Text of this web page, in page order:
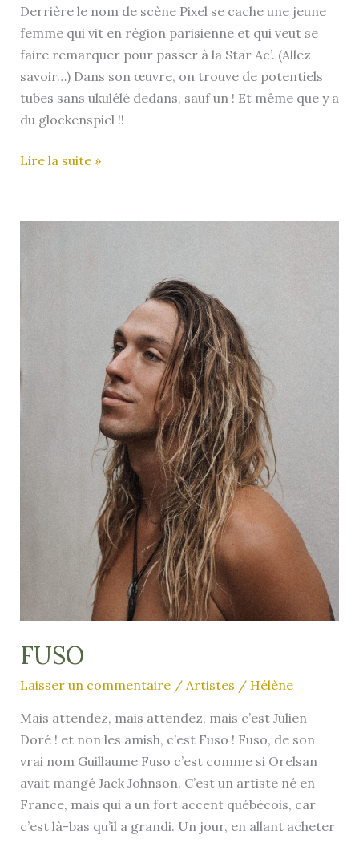
Derrière le nom de scène Pixel se cache une jeune
femme qui vit en région parisienne et qui veut se
faire remarquer pour passer à la Star Ac’. (Allez
savoir…) Dans son œuvre, on trouve de potentiels
tubes sans ukulélé dedans, sauf un ! Et même que y a
du glockenspiel !!
Pixel
Lire la suite »
FUSO
Laisser un commentaire / Artistes / Hélène
Mais attendez, mais attendez, mais c’est Julien
Doré ! et non les amish, c’est Fuso ! Fuso, de son
vrai nom Guillaume Fuso c’est comme si Orelsan
avait mangé Jack Johnson. C’est un artiste né en
France, mais qui a un fort accent québécois, car
c’est là-bas qu’il a grandi. Un jour, en allant acheter